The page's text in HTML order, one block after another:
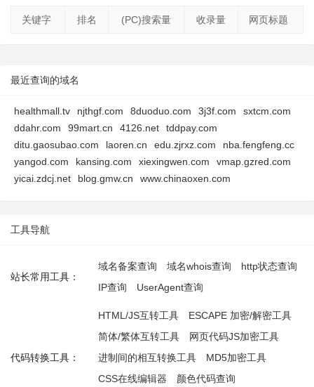
关键字 排名 (PC)搜索量 收录量 网页标题
最近查询的域名
healthmall.tv njthgf.com 8duoduo.com 3j3f.com
sxtcm.com
ddahr.com
99mart.cn 4126.net
tddpay.com
ditu.gaosubao.com
laoren.cn edu.zjrxz.com
nba.fengfeng.cc
yangod.com
kansing.com xiexingwen.com
vmap.gzred.com
yicai.zdcj.net
blog.gmw.cn www.chinaoxen.com
工具导航
站长常用工具：
域名备案查询 域名whois查询
http状态查询
IP查询
UserAgent查询
代码转换工具：
HTML/JS互转工具
ESCAPE 加密/解密工具
简体/繁体互转工具
网页代码JS加密工具
进制间的相互转换工具
MD5加密工具
CSS在线编辑器
颜色代码查询